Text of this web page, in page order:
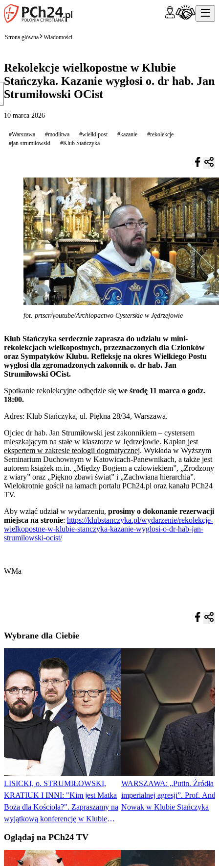
Strona główna Wiadomości
Rekolekcje wielkopostne w Klubie
Stańczyka. Kazanie wygłosi o. dr hab. Jan
Strumiłowski OCist
10 marca 2026
#Warszawa #modlitwa #wielki post #kazanie
#rekolekcje
#jan strumiłowski
#Klub Stańczyka
fot. prtscr/youtube/Archiopactwo Cysterskie w Jędrzejowie
Klub Stańczyka serdecznie zaprasza do udziału w mini-
rekolekcjach wielkopostnych, przeznaczonych dla Członków
oraz Sympatyków Klubu. Refleksję na okres Wielkiego Postu
wygłosi dla zgromadzonych zakonnik o. dr hab. Jan
Strumiłowski OCist.
Spotkanie rekolekcyjne odbędzie się we środę 11 marca o godz.
18:00.
Adres: Klub Stańczyka, ul. Piękna 28/34, Warszawa.
Ojciec dr hab. Jan Strumiłowski jest zakonnikiem – cystersem
mieszkającym na stałe w klasztorze w Jędrzejowie. Kapłan jest
ekspertem w zakresie teologii dogmatycznej. Wykłada w Wyższym
Seminarium Duchownym w Katowicach-Panewnikach, a także jest
autorem książek m.in. „Między Bogiem a człowiekiem”, „Zrodzony
z wiary” oraz „Piękno zbawi świat” i „Zachwiana hierarchia”.
Wielokrotnie gościł na łamach portalu PCh24.pl oraz kanału PCh24
TV.
Aby wziąć udział w wydarzeniu, prosimy o dokonanie rezerwacji
miejsca na stronie: https://klubstanczyka.pl/wydarzenie/rekolekcje-
wielkopostne-w-klubie-stanczyka-kazanie-wyglosi-o-dr-hab-jan-
strumilowski-ocist/
WMa
Wybrane dla Ciebie
LISICKI, o. STRUMIŁOWSKI,
KRATIUK I INNI: "Kim jest Matka
Boża dla Kościoła?". Zapraszamy na
wyjątkową konferencję w Klubie
WARSZAWA: „Putin. Źródła
imperialnej agresji”. Prof.
Nowak w Klubie Stańczyka
Oglądaj na PCh24 TV